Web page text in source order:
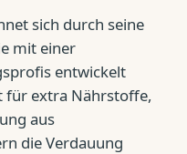
sich durch seine
mit einer
entwickelt
extra Nährstoffe,
aus
die Verdauung